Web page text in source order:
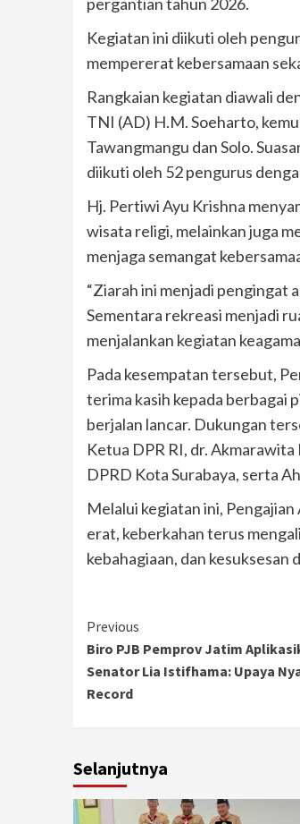
Kegiatan ini diikuti oleh
mempererat kebersamaan
Rangkaian kegiatan diawali
TNI (AD) H.M. Soeharto,
Tawangmangu dan Solo.
diikuti oleh 52 pengurus
Hj. Pertiwi Ayu Krishna
wisata religi, melainkan juga
menjaga semangat
“Ziarah ini menjadi pengingat
Sementara rekreasi menjadi
menjalankan kegiatan
Pada kesempatan tersebut,
terima kasih kepada berbagai
berjalan lancar. Dukungan
Ketua DPR RI, dr.
DPRD Kota Surabaya, serta
Melalui kegiatan ini,
erat, keberkahan terus
kebahagiaan, dan kesuksesan
Continue
Reading
Previous
Biro PJB Pemprov Jatim
Senator Lia Istifhama: Upaya
Record
Selanjutnya